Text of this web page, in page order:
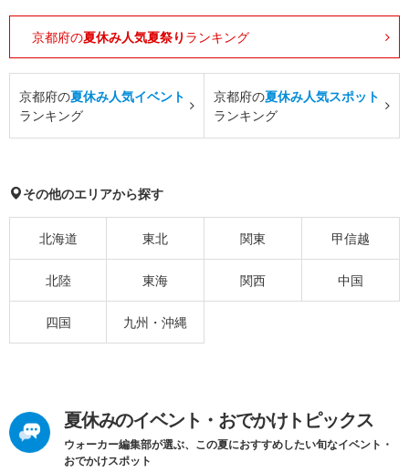
京都府の夏休み人気夏祭り ランキング
京都府の夏休み人気イベント
ランキング
京都府の夏休み人気スポット
ランキング
その他のエリアから探す
北海道 東北 関東 甲信越
北陸 東海 関西 中国
四国 九州・沖縄
夏休みのイベント・おでかけトピックス
ウォーカー編集部が選ぶ、この夏におすすめしたい旬なイベント・
おでかけスポット